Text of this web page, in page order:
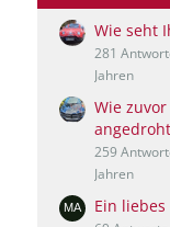
Wie seht
281
Jahren
Wie
259
Jahren
Ein